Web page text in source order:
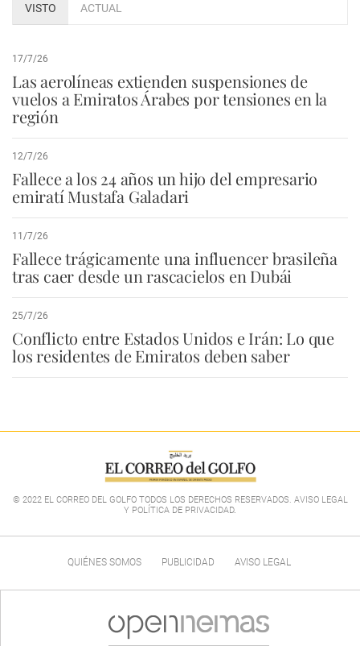
VISTO ACTUAL
17/7/26
Las aerolíneas extienden suspensiones de
vuelos a Emiratos Árabes por tensiones en la
región
12/7/26
Fallece a los 24 años un hijo del empresario
emiratí Mustafa Galadari
11/7/26
Fallece trágicamente una influencer brasileña
tras caer desde un rascacielos en Dubái
25/7/26
Conflicto entre Estados Unidos e Irán: Lo que
los residentes de Emiratos deben saber
© 2022 EL CORREO DEL GOLFO TODOS LOS DERECHOS RESERVADOS. AVISO LEGAL
Y POLÍTICA DE PRIVACIDAD.
QUIÉNES SOMOS PUBLICIDAD AVISO LEGAL